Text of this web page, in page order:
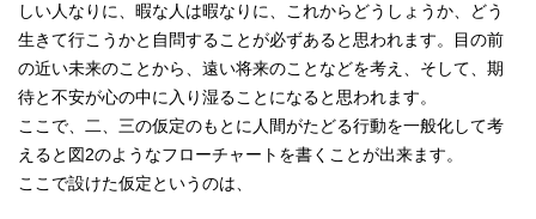
しい人なりに、暇な人は暇なりに、これからどうしょうか、どう
生きて行こうかと自問することが必ずあると思われます。目の前
の近い未来のことから、遠い将来のことなどを考え、そして、期
待と不安が心の中に入り湿ることになると思われます。
ここで、二、三の仮定のもとに人間がたどる行動を一般化して考
えると図2のようなフローチャートを書くことが出来ます。
ここで設けた仮定というのは、